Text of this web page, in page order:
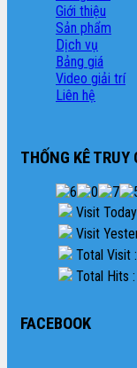
Giới thiệu
Sản phẩm
Dịch vụ
Bảng giá
Video giải trí
Liên hệ
THỐNG KÊ TRUY
Visit
Visit
Total Visit
Total Hits
FACEBOOK